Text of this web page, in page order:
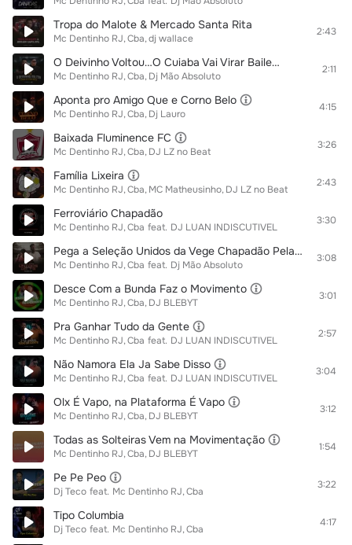
Tropa do Malote & Mercado Santa Rita
Mc Dentinho RJ Cba dj wallace
2:43
O Deivinho Voltou…O Cuiaba Vai Virar Baile…
Mc Dentinho RJ Cba Dj Mão Absoluto
2:11
Aponta pro Amigo Que e Corno Belo
Mc Dentinho RJ Cba Dj Lauro
4:15
Baixada Fluminence FC
Mc Dentinho RJ Cba DJ LZ no Beat
3:26
Família Lixeira
Mc Dentinho RJ Cba MC Matheusinho DJ LZ no Beat
2:43
Ferroviário Chapadão
Mc Dentinho RJ Cba feat. DJ LUAN INDISCUTIVEL
3:30
Pega a Seleção Unidos da Vege Chapadão Peladão 2024
Mc Dentinho RJ Cba feat. Dj Mão Absoluto
3:08
Desce Com a Bunda Faz o Movimento
Mc Dentinho RJ Cba DJ BLEBYT
3:01
Pra Ganhar Tudo da Gente
Mc Dentinho RJ Cba feat. DJ LUAN INDISCUTIVEL
2:57
Não Namora Ela Ja Sabe Disso
Mc Dentinho RJ Cba feat. DJ LUAN INDISCUTIVEL
3:04
Olx É Vapo, na Plataforma É Vapo
Mc Dentinho RJ Cba DJ BLEBYT
3:12
Todas as Solteiras Vem na Movimentação
Mc Dentinho RJ Cba DJ BLEBYT
1:54
Pe Pe Peo
Dj Teco feat. Mc Dentinho RJ Cba
3:22
Tipo Columbia
Dj Teco feat. Mc Dentinho RJ Cba
4:17